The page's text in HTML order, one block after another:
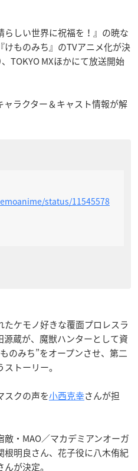
しい世界に祝福を！』の暁な
ものみち』のTVアニメ化が決
TOKYO MXほかにて放送開始
ラクター＆キャスト情報が解
status/11545578
ケモノ好きな覆面プロレスラ
蔵が、魔獣ハンターとして資
のみち”をオープンさせ、第二
トーリー。
スクの声を小西克幸さんが担
・MAO／マカデミアンオーガ
根明良さん、花子役に八木侑紀
が決定。